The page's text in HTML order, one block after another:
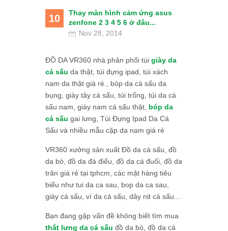
10
Thay màn hình cảm ứng asus
zenfone 2 3 4 5 6 ở đâu...
Nov 28, 2014
ĐỒ DA VR360 nhà phân phối túi giày da
cá sấu da thật, túi đựng ipad, túi xách
nam da thật giá rẻ., bóp da cá sấu da
bụng, giày tây cá sấu, túi trống, túi da cá
sấu nam, giày nam cá sấu thật, bóp da
cá sấu gai lưng, Túi Đựng Ipad Da Cá
Sấu và nhiều mẫu cặp da nam giá rẻ
VR360 xưởng sản xuất Đồ da cá sấu, đồ
da bò, đồ da đà điểu, đồ da cá đuối, đồ da
trăn giá rẻ tại tphcm, các mặt hàng tiêu
biểu như tui da ca sau, bop da ca sau,
giày cá sấu, ví da cá sấu, dây nịt cá sấu...
Bạn đang gặp vấn đề không biết tìm mua
thắt lưng da cá sấu đồ da bò, đồ da cá